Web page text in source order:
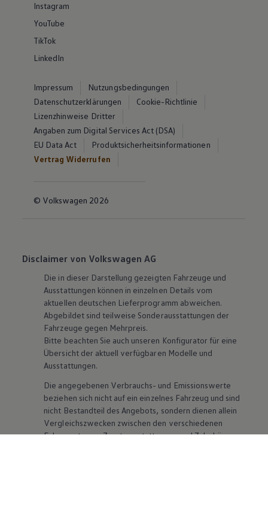
Instagram
YouTube
TikTok
LinkedIn
Impressum
Nutzungsbedingungen
Datenschutzerklärungen
Cookie-Richtlinie
Lizenzhinweise Dritter
Angaben zum Digital Services Act (DSA)
EU Data Act
Produktsicherheitsinformationen
Vertrag Widerrufen
© Volkswagen 2026
Disclaimer von Volkswagen AG
Die in dieser Darstellung gezeigten Fahrzeuge und
Ausstattungen können in einzelnen Details vom
aktuellen deutschen Lieferprogramm abweichen.
Abgebildet sind teilweise Sonderausstattungen der
Fahrzeuge gegen Mehrpreis.
Bitte beachten Sie auch unseren Konfigurator für eine
Übersicht der aktuell verfügbaren Modelle und
Ausstattungen.
Die angegebenen Verbrauchs- und Emissionswerte
beziehen sich nicht auf ein einzelnes Fahrzeug und sind
nicht Bestandteil des Angebots, sondern dienen allein
Vergleichszwecken zwischen den verschiedenen
Fahrzeugtypen. Zusatzausstattungen undZubehör